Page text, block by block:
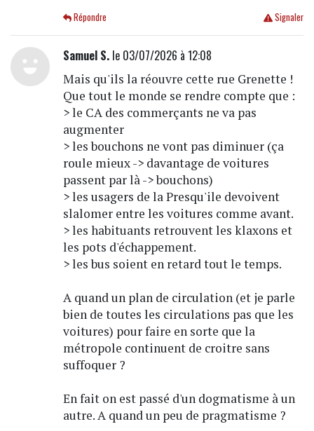
Signaler
Répondre
Samuel S.le 03/07/2026 à 12:08
Mais qu'ils la réouvre cette rue Grenette !
Que tout le monde se rendre compte que :
> le CA des commerçants ne va pas
augmenter
> les bouchons ne vont pas diminuer (ça
roule mieux -> davantage de voitures
passent par là -> bouchons)
> les usagers de la Presqu'ile devoivent
slalomer entre les voitures comme avant.
> les habituants retrouvent les klaxons et
les pots d'échappement.
> les bus soient en retard tout le temps.
A quand un plan de circulation (et je parle
bien de toutes les circulations pas que les
voitures) pour faire en sorte que la
métropole continuent de croitre sans
suffoquer ?
En fait on est passé d'un dogmatisme à un
autre. A quand un peu de pragmatisme ?